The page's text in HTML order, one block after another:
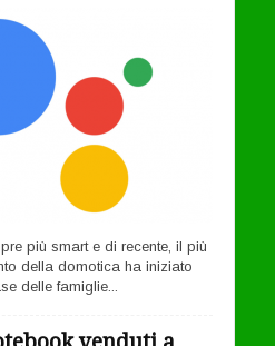
più smart e di recente, il più
della domotica ha iniziato
delle famiglie...